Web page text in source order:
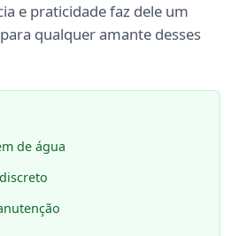
e praticidade faz dele um
qualquer amante desses
de água